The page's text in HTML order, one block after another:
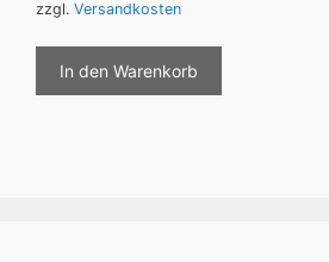
zzgl. Versandkosten
In den Warenkorb